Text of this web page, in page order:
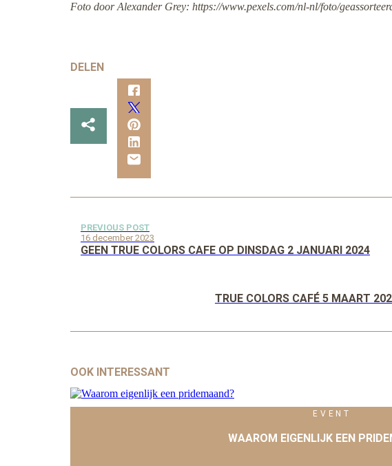
Foto door Alexander Grey: https://www.pexels.com/nl-nl/foto/
DELEN
PREVIOUS POST
16 december 2023
GEEN TRUE COLORS CAFE OP DINSDAG 2 JANUARI 2024
TRUE COLORS CAFÉ 5 MAART
OOK INTERESSANT
EVENT
WAAROM EIGENLIJK EEN